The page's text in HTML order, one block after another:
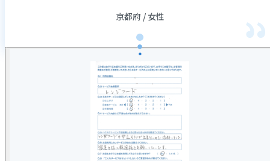
京都府 / 女性